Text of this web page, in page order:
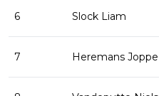
6 Slock Liam
7 Heremans Joppe